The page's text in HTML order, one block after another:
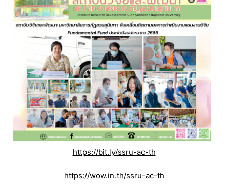
https://bit.ly/ssru-ac-th
https://wow.in.th/ssru-ac-th